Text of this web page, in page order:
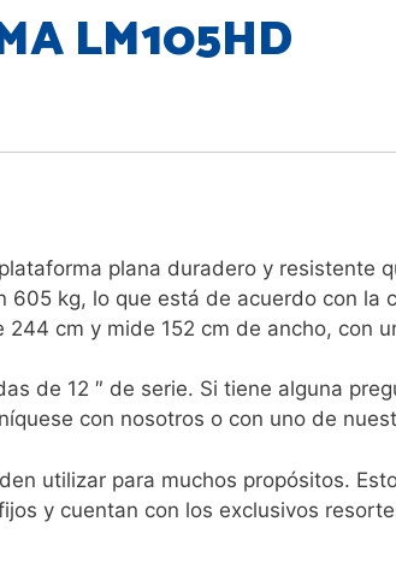
LM105HD
plana duradero y resistente
kg, lo que está de acuerdo con
cm y mide 152 cm de ancho, con
de 12 ″ de serie. Si tiene alguna
con nosotros o con uno de
utilizar para muchos propósitos.
y cuentan con los exclusivos